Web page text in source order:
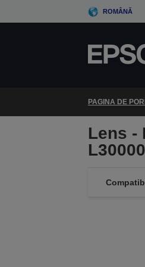
to
ROMÂNĂ
PAGINA DE
Lens -